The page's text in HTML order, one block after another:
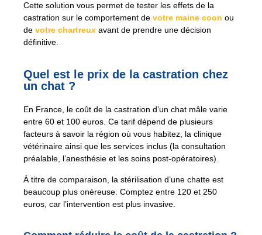
Cette solution vous permet de tester les effets de la
castration sur le comportement de votre maine coon ou
de votre chartreux avant de prendre une décision
définitive.
Quel est le prix de la castration chez
un chat ?
En France, le coût de la castration d’un chat mâle varie
entre 60 et 100 euros. Ce tarif dépend de plusieurs
facteurs à savoir la région où vous habitez, la clinique
vétérinaire ainsi que les services inclus (la consultation
préalable, l’anesthésie et les soins post-opératoires).
À titre de comparaison, la stérilisation d’une chatte est
beaucoup plus onéreuse. Comptez entre 120 et 250
euros, car l’intervention est plus invasive.